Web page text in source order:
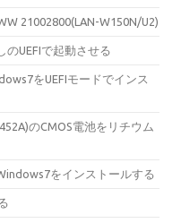
21002800(LAN-W150N/U2)
のUEFIで起動させる
をUEFIモードでインス
のCMOS電池をリチウム
をインストールする